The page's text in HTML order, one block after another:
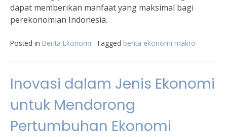
dapat memberikan manfaat yang maksimal bagi
perekonomian Indonesia.
Posted in Berita Ekonomi Tagged berita ekonomi makro
Inovasi dalam Jenis Ekonomi
untuk Mendorong
Pertumbuhan Ekonomi